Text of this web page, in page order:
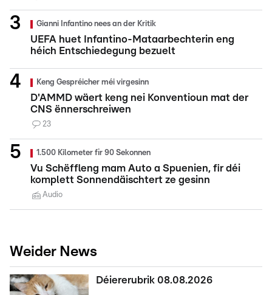
Gianni Infantino nees an der Kritik
UEFA huet Infantino-Mataarbechterin eng
héich Entschiedegung bezuelt
Keng Gespréicher méi virgesinn
D'AMMD wäert keng nei Konventioun mat der
CNS ënnerschreiwen
23
1.500 Kilometer fir 90 Sekonnen
Vu Schëffleng mam Auto a Spuenien, fir déi
komplett Sonnendäischtert ze gesinn
Audio
Weider News
Déiererubrik 08.08.2026